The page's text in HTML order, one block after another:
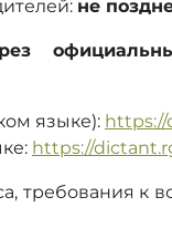
не
языке): https://
https://
требования к